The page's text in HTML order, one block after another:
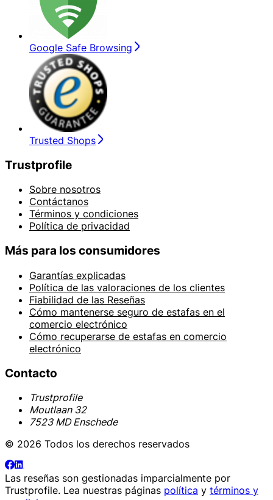
Google Safe Browsing
Trusted Shops
Trustprofile
Sobre nosotros
Contáctanos
Términos y condiciones
Política de privacidad
Más para los consumidores
Garantías explicadas
Política de las valoraciones de los clientes
Fiabilidad de las Reseñas
Cómo mantenerse seguro de estafas en el
comercio electrónico
Cómo recuperarse de estafas en comercio
electrónico
Contacto
Trustprofile
Moutlaan 32
7523 MD Enschede
© 2026 Todos los derechos reservados
Las reseñas son gestionadas imparcialmente por
Trustprofile. Lea nuestras páginas política y términos y